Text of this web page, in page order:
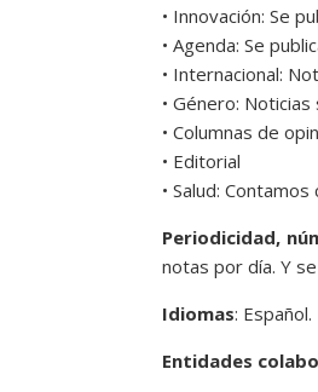
• Innovación: Se
• Agenda: Se
• Internacional:
• Género:
• Columnas de
• Editorial
• Salud:
Periodicidad,
notas por día. Y
Idiomas: Español.
Entidades